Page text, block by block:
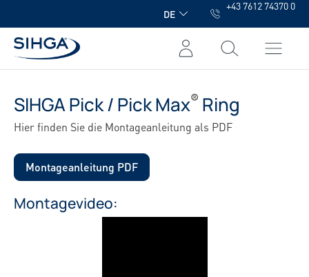
DE
+43 7612 74370 0
SIHGA Pick / Pick Max® Ring
Hier finden Sie die Montageanleitung als PDF
Montageanleitung PDF
Montagevideo: